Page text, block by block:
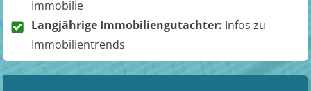
Immobilie
Langjährige Immobiliengutachter: Infos zu
Immobilientrends